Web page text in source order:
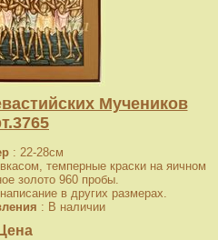
Мучеников
: 22-28см
темперные краски на яичном
золото 960 пробы.
в других размерах.
: В наличии
Цена